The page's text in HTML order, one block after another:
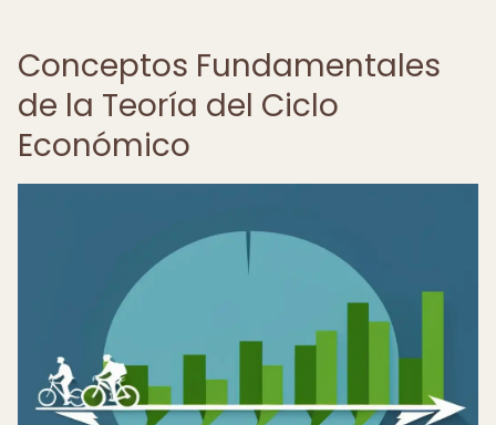
Conceptos Fundamentales
de la Teoría del Ciclo
Económico